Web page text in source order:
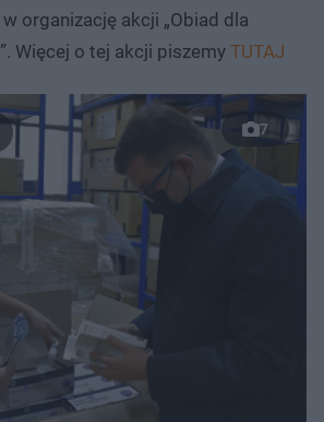
organizację akcji „Obiad dla
Więcej o tej akcji piszemy TUTAJ
7